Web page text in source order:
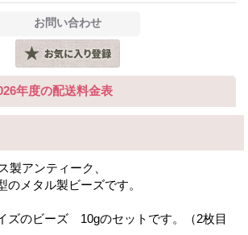
年度の配送料金表
製アンティーク、
のメタル製ビーズです。
ズのビーズ 10gのセットです。（2枚目